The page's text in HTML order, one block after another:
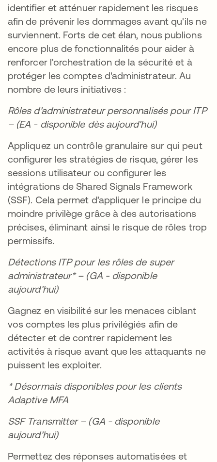
identifier et atténuer rapidement les risques
afin de prévenir les dommages avant qu'ils ne
surviennent. Forts de cet élan, nous publions
encore plus de fonctionnalités pour aider à
renforcer l'orchestration de la sécurité et à
protéger les comptes d'administrateur. Au
nombre de leurs initiatives :
Rôles d'administrateur personnalisés pour ITP
– (EA - disponible dès aujourd'hui)
Appliquez un contrôle granulaire sur qui peut
configurer les stratégies de risque, gérer les
sessions utilisateur ou configurer les
intégrations de Shared Signals Framework
(SSF). Cela permet d’appliquer le principe du
moindre privilège grâce à des autorisations
précises, éliminant ainsi le risque de rôles trop
permissifs.
Détections ITP pour les rôles de super
administrateur* – (GA - disponible
aujourd'hui)
Gagnez en visibilité sur les menaces ciblant
vos comptes les plus privilégiés afin de
détecter et de contrer rapidement les
activités à risque avant que les attaquants ne
puissent les exploiter.
* Désormais disponibles pour les clients
Adaptive MFA
SSF Transmitter – (GA - disponible
aujourd'hui)
Permettez des réponses automatisées et